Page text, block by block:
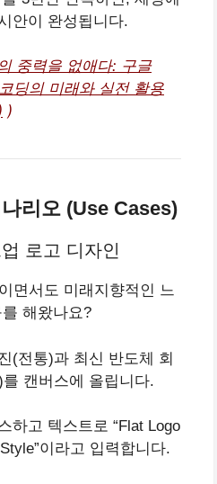
안이 완성됩니다.
중력을 없애다: 구글
딩의 미래와 실전 활용
)
리오 (Use Cases)
로고 디자인
면서도 미래지향적인 느
해왔나요?
(전통)과 최신 반도체 회
캔버스에 올립니다.
하고 텍스트로 “Flat Logo
이라고 입력합니다.